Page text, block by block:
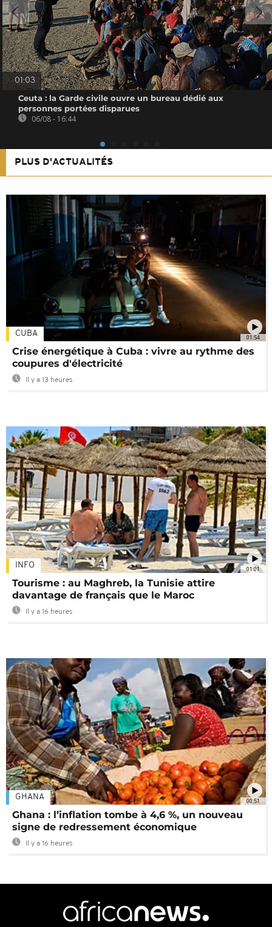
01:03
Ceuta : la Garde civile ouvre un bureau dédié aux
personnes portées disparues
06/08 - 16:44
PLUS D'ACTUALITÉS
01:54
CUBA
Crise énergétique à Cuba : vivre au rythme des
coupures d'électricité
Il y a 13 heures
01:01
INFO
Tourisme : au Maghreb, la Tunisie attire
davantage de français que le Maroc
Il y a 16 heures
00:51
GHANA
Ghana : l’inflation tombe à 4,6 %, un nouveau
signe de redressement économique
Il y a 16 heures